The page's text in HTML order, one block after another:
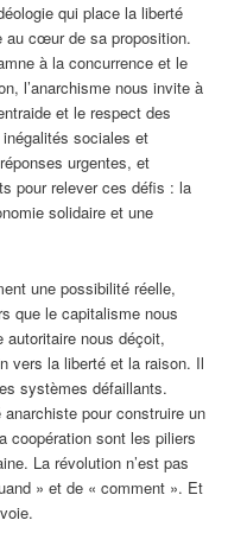
qui place la liberté
au cœur de sa proposition.
à la concurrence et le
l’anarchisme nous invite à
et le respect des
sociales et
urgentes, et
pour relever ces défis : la
solidaire et une
une possibilité réelle,
que le capitalisme nous
autoritaire nous déçoit,
vers la liberté et la raison. Il
systèmes défaillants.
anarchiste pour construire un
coopération sont les piliers
La révolution n’est pas
» et de « comment ». Et